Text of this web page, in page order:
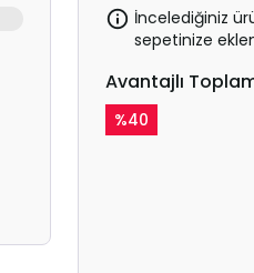
İncelediğiniz
sepetinize
Avantajlı
%40